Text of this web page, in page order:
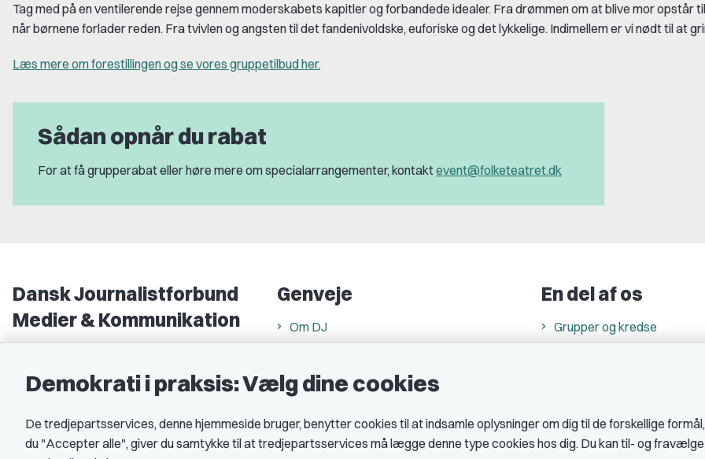
Tag med på en ventilerende rejse gennem moderskabets kapitler og forbandede idealer. Fra drømmen om at blive mor opstår
når børnene forlader reden. Fra tvivlen og angsten til det fandenivoldske, euforiske og det lykkelige. Indimellem er vi nødt til at
Læs mere om forestillingen og se vores gruppetilbud her.
Sådan opnår du rabat
For at få grupperabat eller høre mere om specialarrangementer, kontaktevent@folketeatret.dk
Dansk Journalistforbund
Medier & Kommunikation
EAN nr.: 5790002490071
Genveje
Om DJ
Find freelancer
Rettighedsmidler hos DJ
En del af os
Grupper og kredse
Demokrati i praksis: Vælg dine cookies
De tredjepartsservices, denne hjemmeside bruger, benytter cookies til at indsamle oplysninger om dig til de forskellige
du "Accepter alle", giver du samtykke til at tredjepartsservices må lægge denne type cookies hos dig. Du kan til- og